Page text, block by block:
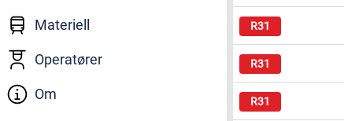
Materiell
Operatører
Om